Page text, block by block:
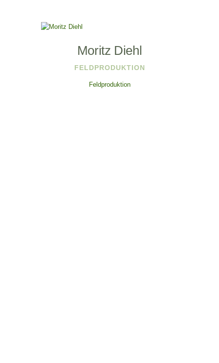
Moritz Diehl
FELDPRODUKTION
Feldproduktion